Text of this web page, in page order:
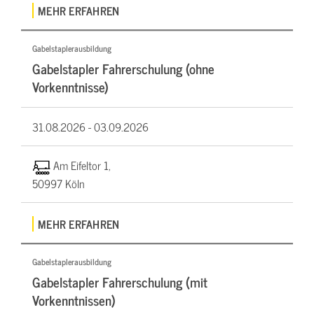
MEHR ERFAHREN
Gabelstaplerausbildung
Gabelstapler Fahrerschulung (ohne
Vorkenntnisse)
31.08.2026 -03.09.2026
Am Eifeltor 1,
50997 Köln
MEHR ERFAHREN
Gabelstaplerausbildung
Gabelstapler Fahrerschulung (mit
Vorkenntnissen)